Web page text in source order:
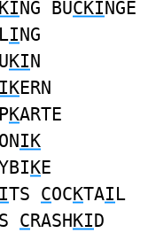
NG BÜCKINGE
LING
KIN
IKERN
PKARTE
IK
KE
ITS COCKTAIL
CRASHKID